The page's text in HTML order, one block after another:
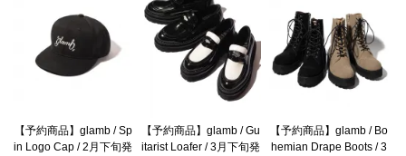
【予約商品】glamb / Sp
in Logo Cap / 2月下旬発
【予約商品】glamb / Gu
itarist Loafer / 3月下旬発
【予約商品】glamb / Bo
hemian Drape Boots / 3